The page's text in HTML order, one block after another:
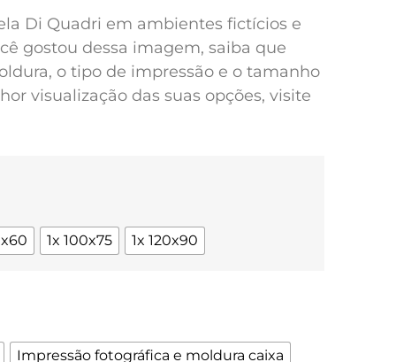
Di Quadri em ambientes fictícios e
gostou dessa imagem, saiba que
o tipo de impressão e o tamanho
visualização das suas opções, visite
1x 100x75 1x 120x90
Impressão fotográfica e moldura caixa